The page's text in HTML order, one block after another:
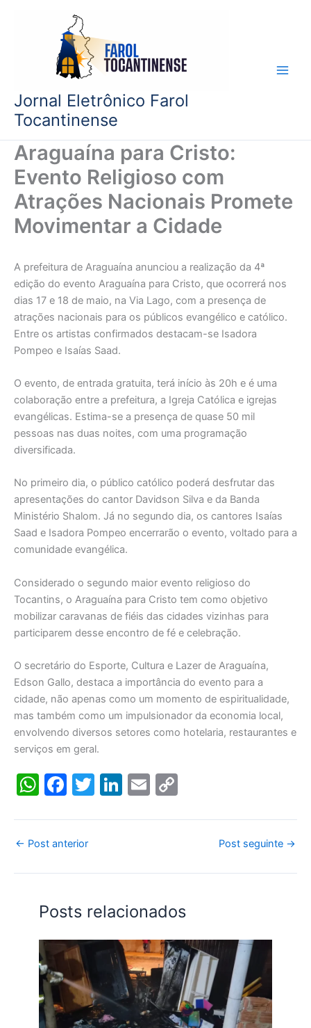
Jornal Eletrônico Farol
Tocantinense
Araguaína para Cristo:
Evento Religioso com
Atrações Nacionais Promete
Movimentar a Cidade
A prefeitura de Araguaína anunciou a realização da 4ª
edição do evento Araguaína para Cristo, que ocorrerá nos
dias 17 e 18 de maio, na Via Lago, com a presença de
atrações nacionais para os públicos evangélico e católico.
Entre os artistas confirmados destacam-se Isadora
Pompeo e Isaías Saad.
O evento, de entrada gratuita, terá início às 20h e é uma
colaboração entre a prefeitura, a Igreja Católica e igrejas
evangélicas. Estima-se a presença de quase 50 mil
pessoas nas duas noites, com uma programação
diversificada.
No primeiro dia, o público católico poderá desfrutar das
apresentações do cantor Davidson Silva e da Banda
Ministério Shalom. Já no segundo dia, os cantores Isaías
Saad e Isadora Pompeo encerrarão o evento, voltado para a
comunidade evangélica.
Considerado o segundo maior evento religioso do
Tocantins, o Araguaína para Cristo tem como objetivo
mobilizar caravanas de fiéis das cidades vizinhas para
participarem desse encontro de fé e celebração.
O secretário do Esporte, Cultura e Lazer de Araguaína,
Edson Gallo, destaca a importância do evento para a
cidade, não apenas como um momento de espiritualidade,
mas também como um impulsionador da economia local,
envolvendo diversos setores como hotelaria, restaurantes e
serviços em geral.
W
at
s
A
p
F
c
e
b
o
k
T
itt
Li
k
dI
E
ai p
Li
k
← Post anterior Post seguinte →
Posts relacionados